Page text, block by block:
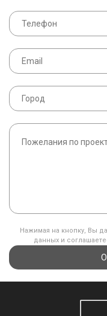
Нажимая на кнопку, Вы
данных и